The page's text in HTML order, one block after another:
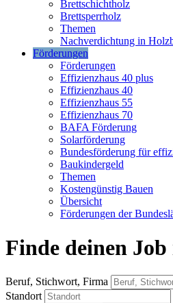
Brettschichtholz
Brettsperrholz
Themen
Nachverdichtung in
Förderungen
Förderungen
Effizienzhaus 40 plus
Effizienzhaus 40
Effizienzhaus 55
Effizienzhaus 70
BAFA Förderung
Solarförderung
Bundesförderung für
Baukindergeld
Themen
Kostengünstig Bauen
Übersicht
Förderungen der
Finde deinen
Beruf, Stichwort, Firma
Standort